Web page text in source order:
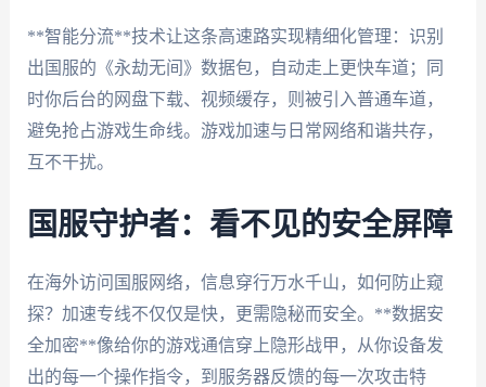
**智能分流**技术让这条高速路实现精细化管理：识别
出国服的《永劫无间》数据包，自动走上更快车道；同
时你后台的网盘下载、视频缓存，则被引入普通车道，
避免抢占游戏生命线。游戏加速与日常网络和谐共存，
互不干扰。
国服守护者：看不见的安全屏障
在海外访问国服网络，信息穿行万水千山，如何防止窥
探？加速专线不仅仅是快，更需隐秘而安全。**数据安
全加密**像给你的游戏通信穿上隐形战甲，从你设备发
出的每一个操作指令，到服务器反馈的每一次攻击特